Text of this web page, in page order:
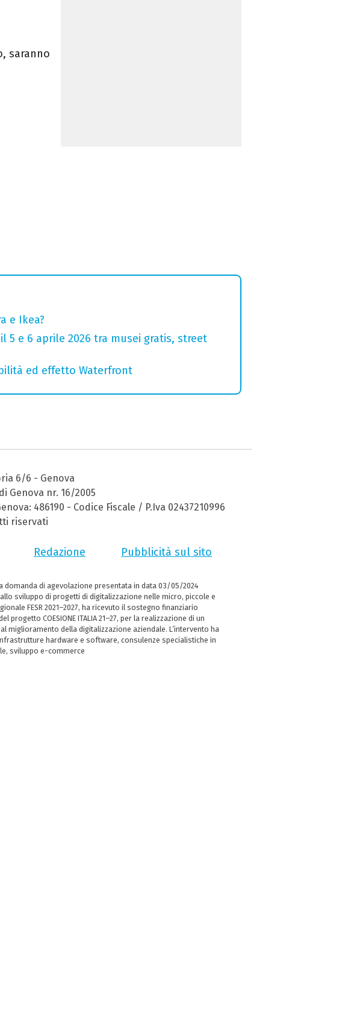
saranno
e Ikea?
5 e 6 aprile 2026 tra musei gratis, street
ed effetto Waterfront
6/6 - Genova
Genova nr. 16/2005
486190 - Codice Fiscale / P.Iva 02437210996
riservati
Redazione Pubblicità sul sito
domanda di agevolazione presentata in data 03/05/2024
sviluppo di progetti di digitalizzazione nelle micro, piccole e
FESR 2021–2027, ha ricevuto il sostegno finanziario
progetto COESIONE ITALIA 21–27, per la realizzazione di un
miglioramento della digitalizzazione aziendale. L’intervento ha
hardware e software, consulenze specialistiche in
sviluppo e-commerce